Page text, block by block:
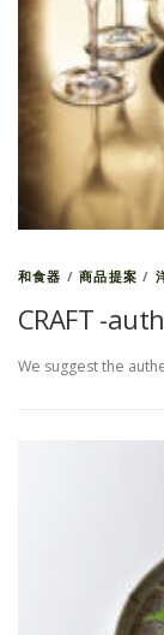
和食器 /商品提案 /
CRAFT -
We suggest the